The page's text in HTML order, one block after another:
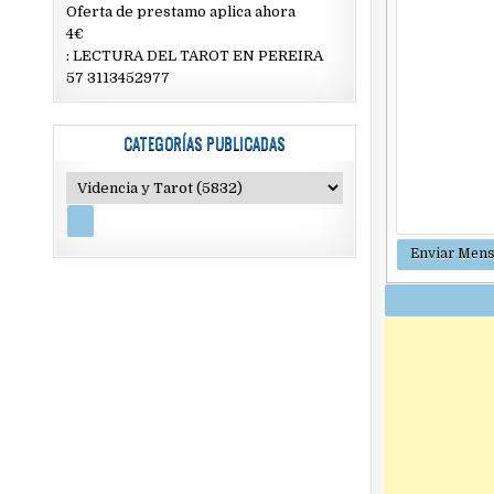
Oferta de prestamo aplica ahora
4€
: LECTURA DEL TAROT EN PEREIRA
57 3113452977
CATEGORÍAS PUBLICADAS